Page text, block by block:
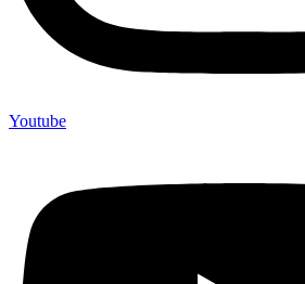
Youtube